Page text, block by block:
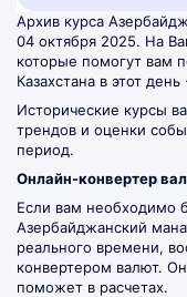
Архив курса
04 октября 2025. На
которые помогут вам
Казахстана в этот
Исторические курсы
трендов и оценки
период.
Онлайн-конвертер
Если вам необходимо
Азербайджанский
реального времени,
конвертером валют.
поможет в расчетах.